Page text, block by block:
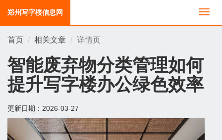
切
换
郑州写字楼信息网
首页 相关文章 详情页
智能废弃物分类管理如何
提升写字楼办公绿色效率
更新日期： 2026-03-27